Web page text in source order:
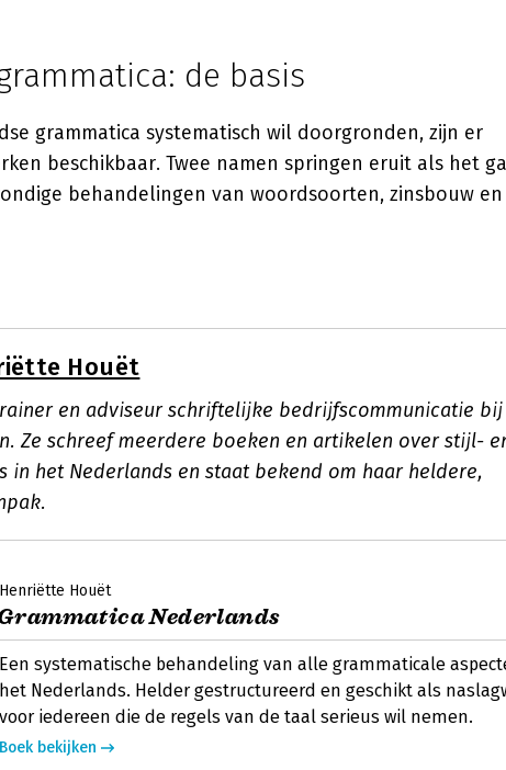
de basis
grammatica systematisch wil doorgronden, zijn er
beschikbaar. Twee namen springen eruit als het
behandelingen van woordsoorten, zinsbouw en
Houët
en adviseur schriftelijke bedrijfscommunicatie bij
Ze schreef meerdere boeken en artikelen over stijl-
in het Nederlands en staat bekend om haar heldere,
Henriëtte Houët
Nederlands
Een systematische behandeling van alle grammaticale
het Nederlands. Helder gestructureerd en geschikt als
voor iedereen die de regels van de taal serieus wil nemen.
Boek bekijken